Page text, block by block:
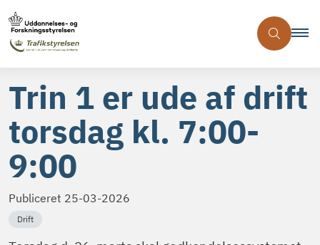
Trin 1 er ude af drift
torsdag kl. 7:00-
9:00
Publiceret 25-03-2026
Drift